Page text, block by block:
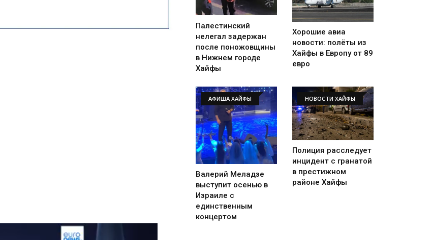
Палестинский
нелегал задержан
после поножовщины
в Нижнем городе
Хайфы
Хорошие авиа
новости: полёты из
Хайфы в Европу от 89
евро
АФИША ХАЙФЫ
Валерий Меладзе
выступит осенью в
Израиле с
единственным
концертом
НОВОСТИ ХАЙФЫ
Полиция расследует
инцидент с гранатой
в престижном
районе Хайфы